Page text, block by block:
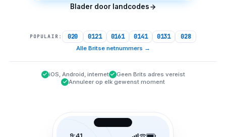
Blader door landcodes
POPULAIR: 020 0121 0161 0141 0131 028
Alle Britse netnummers →
iOS, Android, internet
Geen Brits adres vereist
Annuleer op elk gewenst moment